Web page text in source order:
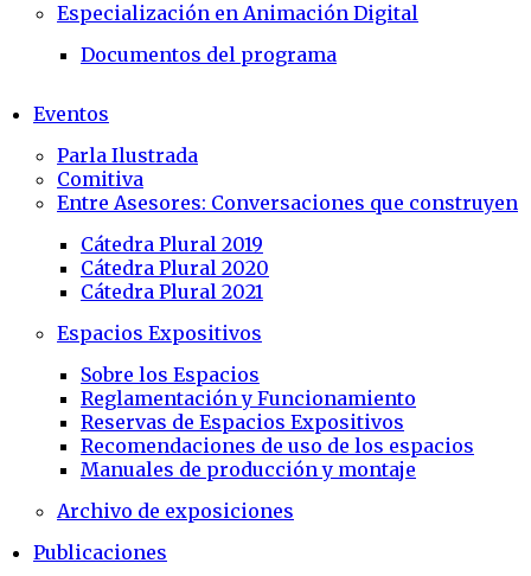
Especialización en Animación Digital
Documentos del programa
Eventos
Parla Ilustrada
Comitiva
Entre Asesores: Conversaciones que construyen
Cátedra Plural 2019
Cátedra Plural 2020
Cátedra Plural 2021
Espacios Expositivos
Sobre los Espacios
Reglamentación y Funcionamiento
Reservas de Espacios Expositivos
Recomendaciones de uso de los espacios
Manuales de producción y montaje
Archivo de exposiciones
Publicaciones